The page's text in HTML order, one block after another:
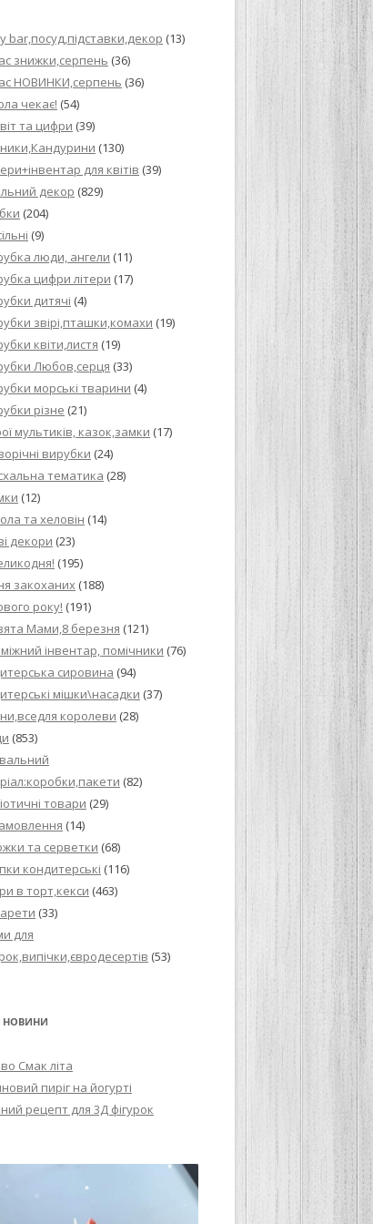
З
bar,посуд,підставки,декор (13)
знижки,серпень (36)
НОВИНКИ,серпень (36)
чекає! (54)
та цифри (39)
(130)
для квітів (39)
декор (829)
(204)
(9)
люди, ангели (11)
цифри літери (17)
дитячі (4)
звірі,пташки,комахи (19)
квіти,листя (19)
Любов,серця (33)
морські тварини (4)
різне (21)
мультиків, казок,замки (17)
вирубки (24)
тематика (28)
(12)
та хеловін (14)
декори (23)
(195)
закоханих (188)
року! (191)
Мами,8 березня (121)
інвентар, помічники (76)
сировина (94)
мішки\насадки (37)
королеви (28)
(853)
(82)
товари (29)
(14)
та серветки (68)
кондитерські (116)
в торт,кекси (463)
(33)
для
(53)
НОВИНИ
Смак літа
пиріг на йогурті
рецепт для 3Д фігурок